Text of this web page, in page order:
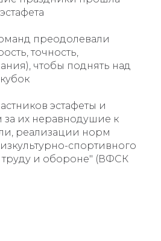
преодолевали
точность,
чтобы поднять над
эстафеты и
за их неравнодушие к
реализации норм
спортивного
труду и обороне" (ВФСК